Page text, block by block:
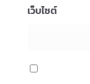
เว็บไซต์